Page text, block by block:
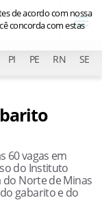
PI PE RN SE
60 vagas em
do Instituto
do Norte de Minas
gabarito e do
de acordo com nossa
concorda com estas